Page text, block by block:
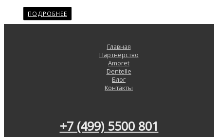
ПОДРОБНЕЕ
Главная
Партнерство
Amoret
Dentelle
Блог
Контакты
+7 (499) 5500 801